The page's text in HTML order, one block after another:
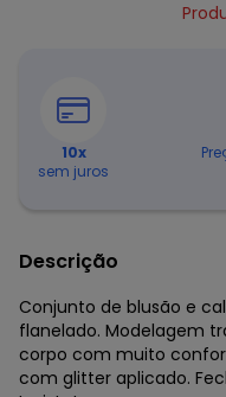
10x
sem juros
Descrição
Conjunto de blusão e
flanelado. Modelagem
corpo com muito
com glitter aplicado.